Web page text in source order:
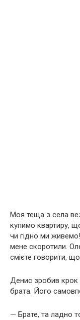
Моя теща з села
купимо квартиру,
чи гідно ми
мене скоротили.
смієте говорити,
Денис зробив крок
брата. Його
— Брате, та ладно